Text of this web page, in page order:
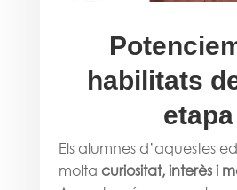
habilitats
etapa
Els alumnes d’aquestes
molta curiositat, interès i